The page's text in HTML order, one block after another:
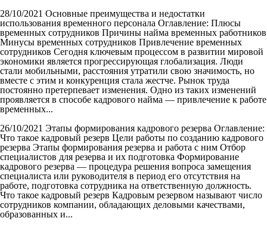
28/10/2021 Основные преимущества и недостатки
использования временного персонала Оглавление: Плюсы
временных сотрудников Причины найма временных работников
Минусы временных сотрудников Привлечение временных
сотрудников Сегодня ключевым процессом в развитии мировой
экономики является прогрессирующая глобализация. Люди
стали мобильными, расстояния утратили свою значимость, но
вместе с этим и конкуренция стала жестче. Рынок труда
постоянно претерпевает изменения. Одно из таких изменений
проявляется в способе кадрового найма — привлечение к работе
временных...
26/10/2021 Этапы формирования кадрового резерва Оглавление:
Что такое кадровый резерв Цели работы по созданию кадрового
резерва Этапы формирования резерва и работа с ним Отбор
специалистов для резерва и их подготовка Формирование
кадрового резерва — процедура решения вопроса замещения
специалиста или руководителя в период его отсутствия на
работе, подготовка сотрудника на ответственную должность.
Что такое кадровый резерв Кадровым резервом называют число
сотрудников компании, обладающих деловыми качествами,
образованных и...